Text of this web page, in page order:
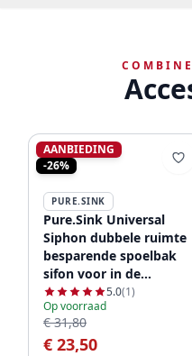
AANBIEDING
-26%
PURE.SINK
Pure.Sink Universal
Siphon dubbele ruimte
besparende spoelbak
sifon voor in de
keuken met 2
vaatwasser
aansluitingen WSTDSI-
32
5.0(1)
Op voorraad
€ 31,80
€ 23,50